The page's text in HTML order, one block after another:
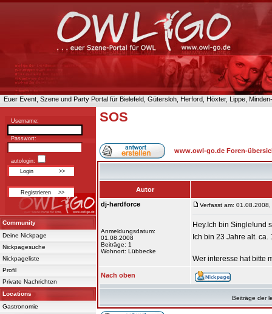
Euer Event, Szene und Party Portal für Bielefeld, Gütersloh, Herford, Höxter, Lippe,
Username:
Passwort:
autologin:
Community
Deine Nickpage
Nickpagesuche
Nickpageliste
Profil
Private Nachrichten
Locations
Gastronomie
SOS
www.owl-go.de Foren-
Autor
dj-hardforce
Anmeldungsdatum:
01.08.2008
Beiträge: 1
Wohnort: Lübbecke
Verfasst am:
Hey.Ich bin Single!und
Ich bin 23 Jahre alt.
Wer interesse hat bitte
Nach oben
Beiträge der